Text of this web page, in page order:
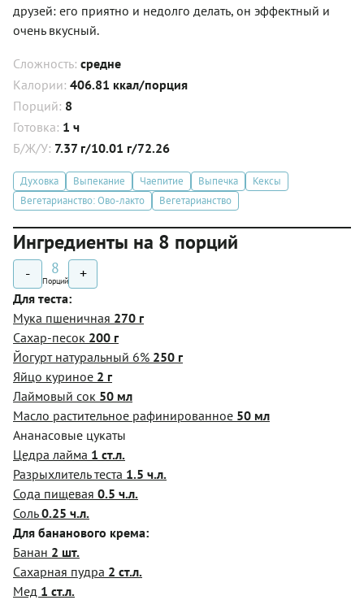
друзей: его приятно и недолго делать, он эффектный и
очень вкусный.
Сложность: средне
Калории: 406.81 ккал/порция
Порций: 8
Готовка: 1 ч
Б/Ж/У: 7.37 г/10.01 г/72.26
Духовка Выпекание Чаепитие Выпечка
Кексы
Вегетарианство: Ово-лакто
Вегетарианство
Ингредиенты на 8 порций
- 8
Порций +
Для теста:
Мука пшеничная 270 г
Сахар-песок 200 г
Йогурт натуральный 6% 250 г
Яйцо куриное 2 г
Лаймовый сок 50 мл
Масло растительное рафинированное 50 мл
Ананасовые цукаты
Цедра лайма 1 ст.л.
Разрыхлитель теста 1.5 ч.л.
Сода пищевая 0.5 ч.л.
Соль0.25 ч.л.
Для бананового крема:
Банан 2 шт.
Сахарная пудра 2 ст.л.
Мед 1 ст.л.